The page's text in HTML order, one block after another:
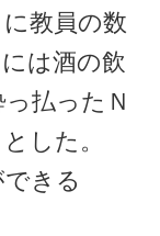
教員の数
は酒の飲
払ったＮ
した。
きる